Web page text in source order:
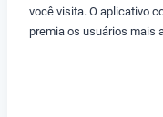
você visita. O aplicativo
premia os usuários mais